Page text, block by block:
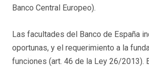
Banco Central Europeo).
Las facultades del Banco de España
oportunas, y el requerimiento a la
funciones (art. 46 de la Ley 26/2013).